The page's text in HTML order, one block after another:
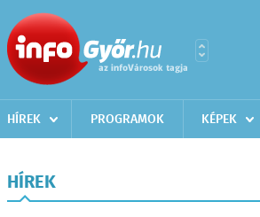
HÍREK PROGRAMOK KÉPEK
HÍREK